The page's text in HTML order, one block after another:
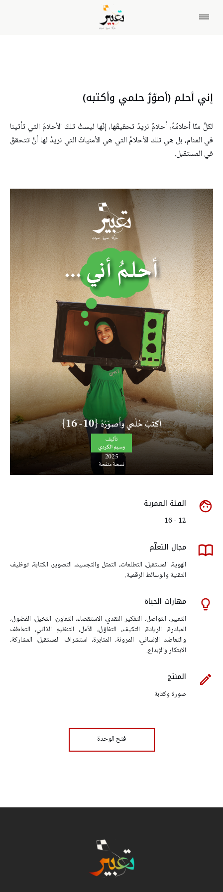
إني أحلم (أصوّرُ حلمي وأكتبه)
لكلٍّ منّا أحلامُهُ، أحلامٌ نريدُ تحقيقَها، إنّها ليستْ تلكَ الأحلامَ التي تأتينا
في المنام، بل هي تلك الأحلامُ التي هي الأمنياتُ التي نريدُ لها أنْ تتحققَ
في المستقبل.
الفئة العمرية
12 - 16
مجال التعلّم
الهوية، المستقبل، التطلعات، التمثل والتجسيد، التصوير، الكتابة، توظيف
التقنية والوسائط الرقمية.
مهارات الحياة
التعبير، التواصل، التفكير النقدي، الاستقصاء، التعاون، التخيل، الفضول،
المبادرة، الريادة، التكيف، التفاؤل، الأمل، التنظيم الذاتي، التعاطف
والتعاضد الإنساني، المرونة، المثابرة، استشراف المستقبل، المشاركة،
الابتكار والإبداع.
المنتج
صورة وكتابة
فتح الوحدة